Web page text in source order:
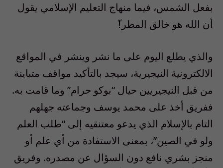
بفعل الشمس، فيما منهاج التعليم الإسلامي يقول
أن الله هو خالق المطر!ّ
والذي يطلع اليوم على ما نشر وينشر في المواقع
الالكترونية النيجيرية، سيجد بالتأكيد مواقف متباينة
من قبل النيجيريين حيال “بوكو حرام” وما قامت به.
ففريق أخذ على محمد يوسف وجماعته جهلهم
التام بالإسلام الذي يدعو معتنقيه إلى “طلب العلم
ولو في الصين”، بمعنى الاستفادة من أي علم أو
منجز بشري نافع دون السؤال عن مصدره. وفريق